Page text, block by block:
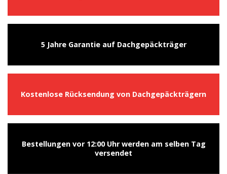
5 Jahre Garantie auf Dachgepäckträger
Kostenlose Rücksendung von Dachgepäckträgern
Bestellungen vor 12:00 Uhr werden am selben Tag
versendet